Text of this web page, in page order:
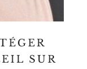
SUR